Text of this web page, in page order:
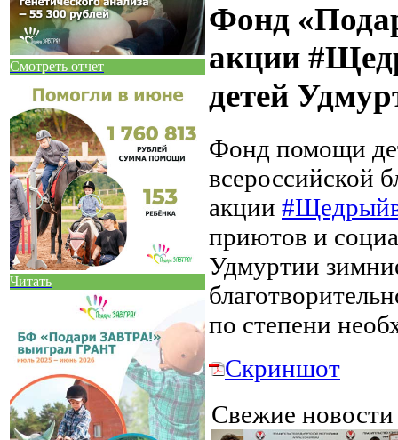
Смотреть отчет
Читать
Фонд
акции
детей
Фонд помощи
всероссийской
акции
приютов и
Удмуртии
по степени
Скриншот
Свежие